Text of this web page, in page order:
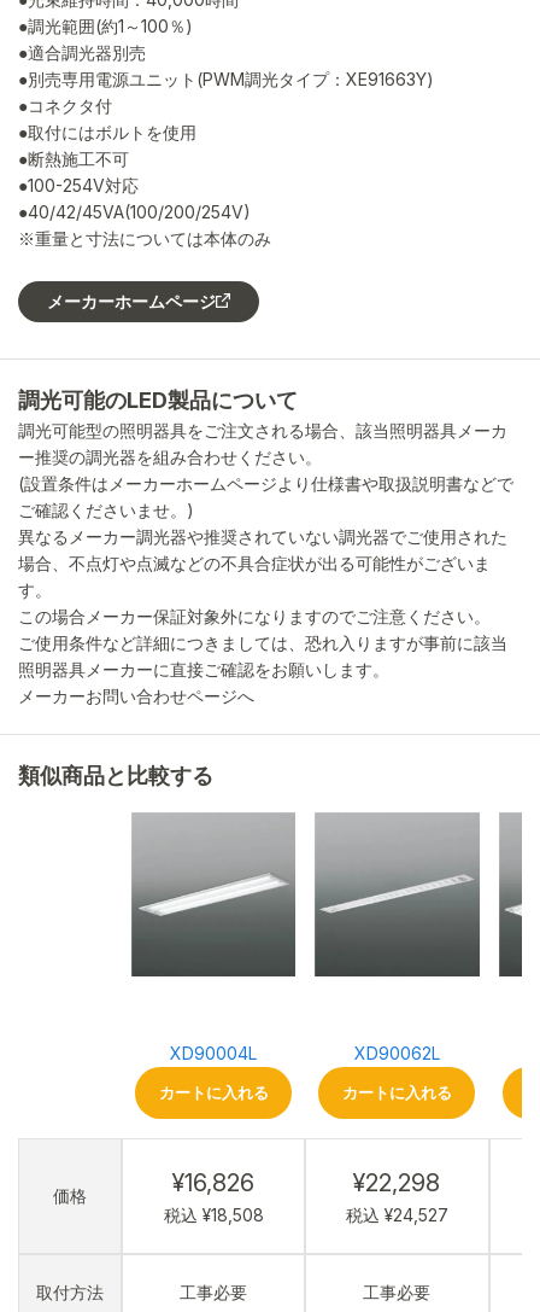
●調光範囲(約1～100％)
●適合調光器別売
●別売専用電源ユニット(PWM調光タイプ：XE91663Y)
●コネクタ付
●取付にはボルトを使用
●断熱施工不可
●100-254V対応
●40/42/45VA(100/200/254V)
※重量と寸法については本体のみ
メーカーホームページ
調光可能のLED製品について
調光可能型の照明器具をご注文される場合、該当照明器具メーカ
ー推奨の調光器を組み合わせください。
(設置条件はメーカーホームページより仕様書や取扱説明書などで
ご確認くださいませ。)
異なるメーカー調光器や推奨されていない調光器でご使用された
場合、不点灯や点滅などの不具合症状が出る可能性がございま
す。
この場合メーカー保証対象外になりますのでご注意ください。
ご使用条件など詳細につきましては、恐れ入りますが事前に該当
照明器具メーカーに直接ご確認をお願いします。
メーカーお問い合わせページへ
類似商品と比較する
価格
取付方法
XD90004L
カートに入れる
¥16,826
税込 ¥18,508
工事必要
XD90062L
カートに入れる
¥22,298
税込 ¥24,527
工事必要